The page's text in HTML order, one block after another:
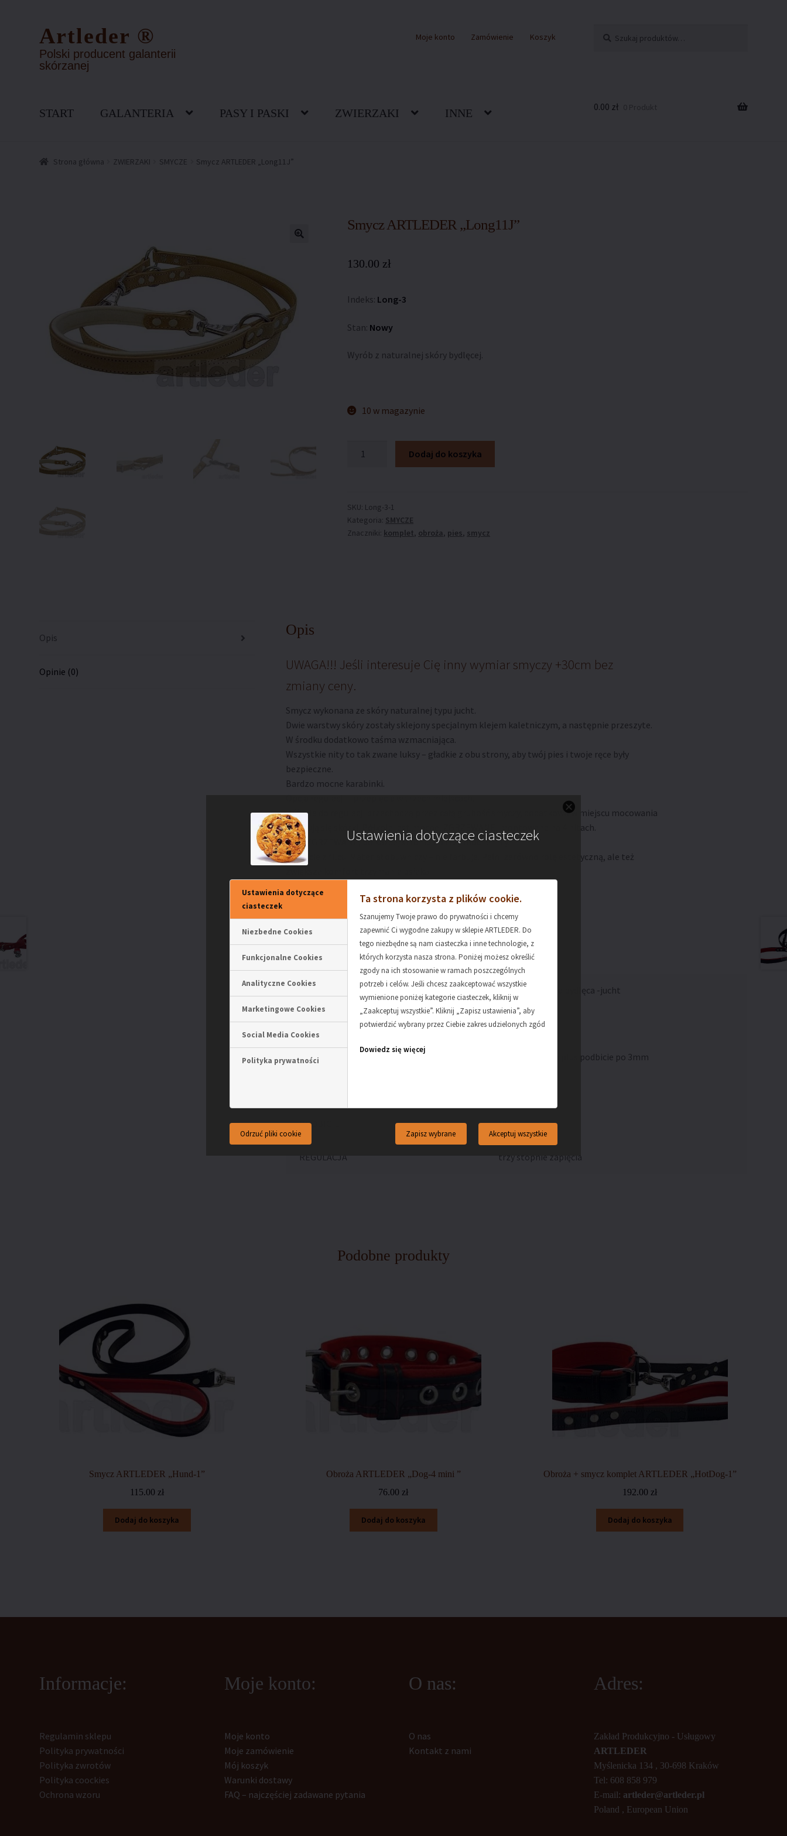
Przejdź
do
nawigacji
Przejdź
do
treści
Artleder ®
Polski producent galanterii
skórzanej
Moje konto Zamówienie Koszyk
START GALANTERIA PASY I PASKI ZWIERZAKI INNE
Strona główna FAQ – najczęściej zadawane pytaniaKontakt z nami
0.00 zł
Strona główna ZWIERZAKI SMYCZE Smycz ARTLEDER „Long11J”
Smycz ARTLEDER „Long11J”
130.00 zł
Indeks: Long-3
Stan: Nowy
Wyrób z naturalnej skóry bydlęcej.
10 w magazynie
Dodaj do koszyka
SKU: Long-3-1
Kategoria: SMYCZE
Znaczniki: komplet, obroża, pies, smycz
Opis
Opinie (0)
Opis
UWAGA!!! Jeśli interesuje Cię inny wymiar smyczy +30cm bez
zmiany ceny.
Smycz wykonana ze skóry naturalnej typu jucht.
Dwie warstwy skóry zostały sklejony specjalnym klejem kaletniczym, a następnie przeszyte.
W środku dodatkowo taśma wzmacniająca.
Wszystkie nity to tak zwane luksy – gładkie z obu strony, aby twój pies i twoje ręce były
bezpieczne.
Bardzo mocne karabinki.
Półkola do regulacji przechodzą przez całą grubość smyczy, dodatkowo w miejscu mocowania
znajdują się skórki. Półkole jest mocne, ZGRZEWANE, montowane na 4 nitach.
Koło ZGRZEWANE, po każdej stronie po trzy mocne nity.
Podbicie z filcu. Materiał obuwniczy – nie farbuje. Pełni zarówno rolę estetyczną, ale też
Opis Techniczny
MATERIAŁ – SKÓRA Skóra naturalna bydlęca -jucht
DŁUGOŚĆ BEZ KARABINKA 200 cm
SZEROKOŚĆ szerokość: 2cm plus podbicie po 3mm
PODBICIE filc
REGULACJA trzy stopnie zapięcia
Podobne produkty
Smycz ARTLEDER „Hund-1”
115.00 zł
Dodaj do koszyka
Obroża ARTLEDER „Dog-4 mini ”
76.00 zł
Dodaj do koszyka
Obroża + smycz komplet ARTLEDER „HotDog-1”
192.00 zł
Dodaj do koszyka
Informacje:
Regulamin sklepu
Polityka prywatności
Polityka zwrotów
Polityka coockies
Ochrona wzoru
Moje konto:
Moje konto
Moje zamówienie
Mój koszyk
Warunki dostawy
FAQ – najczęściej zadawane pytania
O nas:
O nas
Kontakt z nami
Adres:
Zakład Produkcyjno - Usługowy
ARTLEDER
Myślenicka 134 , 30-698 Kraków
Tel: 608 858 979
E-mail: artleder@artleder.pl
Poland , European Union
Ustawienia dotyczące ciasteczek
Ustawienia dotyczące
ciasteczek
Niezbedne Cookies
Funkcjonalne Cookies
Analityczne Cookies
Marketingowe Cookies
Social Media Cookies
Polityka prywatności
Ta strona korzysta z plików cookie.
Szanujemy Twoje prawo do prywatności i chcemy
zapewnić Ci wygodne zakupy w sklepie ARTLEDER. Do
tego niezbędne są nam ciasteczka i inne technologie, z
których korzysta nasza strona. Poniżej możesz określić
zgody na ich stosowanie w ramach poszczególnych
potrzeb i celów. Jeśli chcesz zaakceptować wszystkie
wymienione poniżej kategorie ciasteczek, kliknij w
„Zaakceptuj wszystkie”. Kliknij „Zapisz ustawienia”, aby
potwierdzić wybrany przez Ciebie zakres udzielonych zgód
Dowiedz się więcej
Akceptuj wszystkie
Zapisz wybrane
Odrzuć pliki cookie